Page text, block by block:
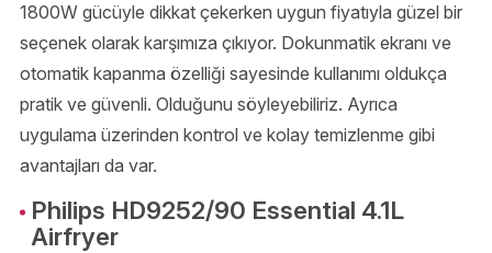
1800W gücüyle dikkat çekerken uygun fiyatıyla güzel bir
seçenek olarak karşımıza çıkıyor. Dokunmatik ekranı ve
otomatik kapanma özelliği sayesinde kullanımı oldukça
pratik ve güvenli. Olduğunu söyleyebiliriz. Ayrıca
uygulama üzerinden kontrol ve kolay temizlenme gibi
avantajları da var.
Philips HD9252/90 Essential 4.1L
Airfryer